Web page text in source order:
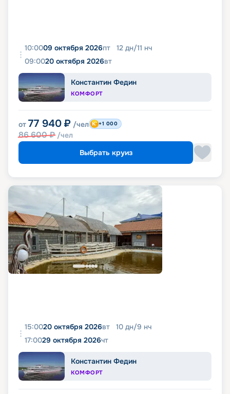
10:0009 октября 2026пт 12 дн/11 нч
09:0020 октября 2026вт
Константин Федин
КОМФОРТ
от 77 940 ₽ /чел
86 600₽ /чел
+1 000
Выбрать круиз
15:0020 октября 2026вт 10 дн/9 нч
17:0029 октября 2026чт
Константин Федин
КОМФОРТ